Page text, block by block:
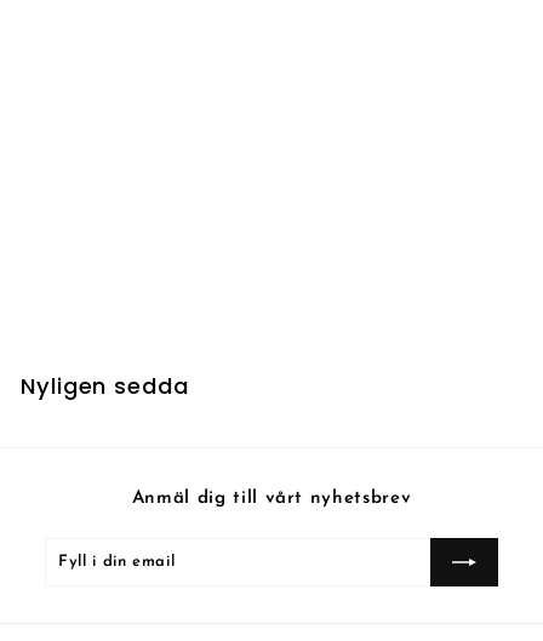
Nyligen sedda
Anmäl dig till vårt nyhetsbrev
Fyll
email
Prenumerera